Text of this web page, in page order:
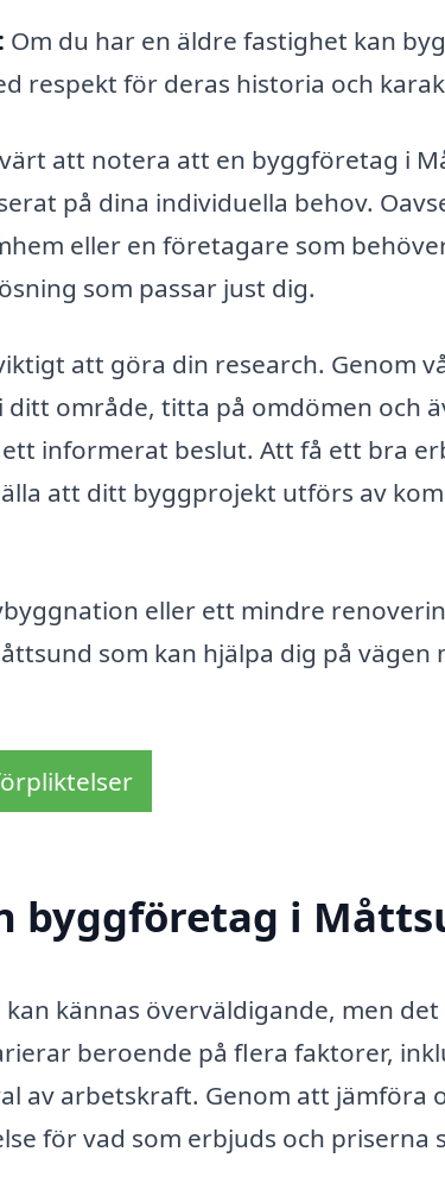
Om du har en äldre fastighet kan
respekt för deras historia och
att notera att en byggföretag i
på dina individuella behov.
eller en företagare som
som passar just dig.
att göra din research. Genom
område, titta på omdömen och
informerat beslut. Att få ett bra
att ditt byggprojekt utförs av
eller ett mindre
som kan hjälpa dig på vägen
byggföretag i
kännas överväldigande, men
beroende på flera faktorer,
av arbetskraft. Genom att jämföra
för vad som erbjuds och priserna